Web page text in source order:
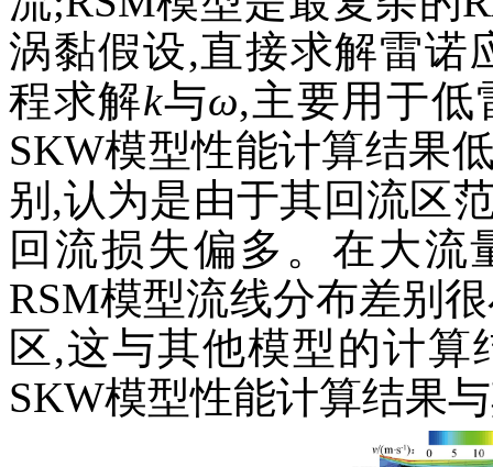
涡黏假设,直接求解雷诺
程求解k与ω,主要用于低
SKW模型性能计算结果
别,认为是由于其回流区
回流损失偏多。在大流
RSM模型流线分布差别
区,这与其他模型的计
SKW模型性能计算结果